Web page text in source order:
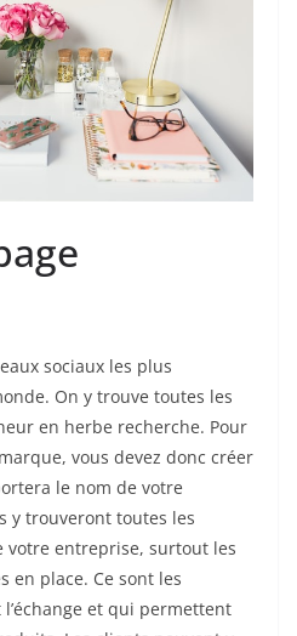
sociaux les plus
On y trouve toutes les
en herbe recherche. Pour
vous devez donc créer
le nom de votre
y trouveront toutes les
votre entreprise, surtout les
en place. Ce sont les
et qui permettent